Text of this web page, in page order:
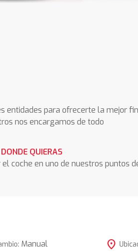
entidades para ofrecerte la mejor
nos encargamos de todo
QUIERAS
coche en uno de nuestros puntos
Manual location_on